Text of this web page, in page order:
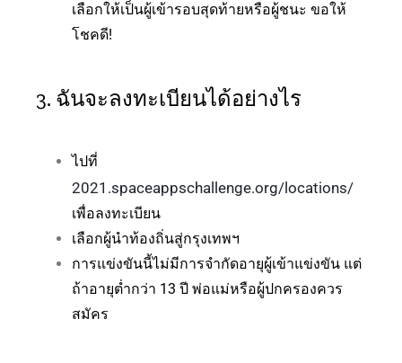
เลือกให้เป็นผู้เข้ารอบสุดท้ายหรือผู้ชนะ ขอให้
โชคดี!
3. ฉันจะลงทะเบียนได้อย่างไร
ไปที่
2021.spaceappschallenge.org/locations/
เพื่อลงทะเบียน
เลือกผู้นำท้องถิ่นสู่กรุงเทพฯ
การแข่งขันนี้ไม่มีการจำกัดอายุผู้เข้าแข่งขัน แต่
ถ้าอายุต่ำกว่า 13 ปี พ่อแม่หรือผู้ปกครองควร
สมัคร